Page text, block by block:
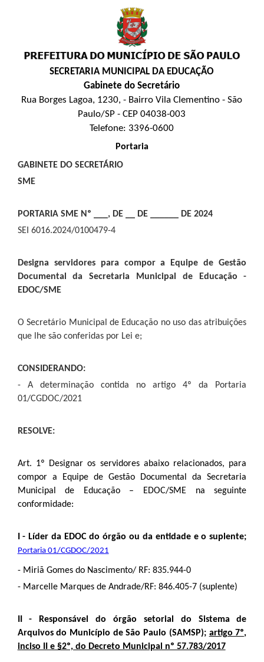
SECRETARIA MUNICIPAL DA EDUCAÇÃO
Gabinete do Secretário
Rua Borges Lagoa, 1230, - Bairro Vila Clementino - São
Paulo/SP - CEP 04038-003
Telefone: 3396-0600
Portaria
GABINETE DO SECRETÁRIO
SME
PORTARIA SME Nº ___, DE __ DE ______ DE 2024
SEI 6016.2024/0100479-4
Designa servidores para compor a Equipe de Gestão
Documental da Secretaria Municipal de Educação -
EDOC/SME
O Secretário Municipal de Educação no uso das atribuições
que lhe são conferidas por Lei e;
CONSIDERANDO:
- A determinação contida no artigo 4º da Portaria
01/CGDOC/2021
RESOLVE:
Art. 1º Designar os servidores abaixo relacionados, para
compor a Equipe de Gestão Documental da Secretaria
Municipal de Educação – EDOC/SME na seguinte
conformidade:
I - Líder da EDOC do órgão ou da entidade e o suplente;
Portaria 01/CGDOC/2021
- Miriã Gomes do Nascimento/ RF: 835.944-0
- Marcelle Marques de Andrade/RF: 846.405-7 (suplente)
II - Responsável do órgão setorial do Sistema de
Arquivos do Município de São Paulo (SAMSP); artigo 7º,
inciso II e §2º, do Decreto Municipal nº 57.783/2017